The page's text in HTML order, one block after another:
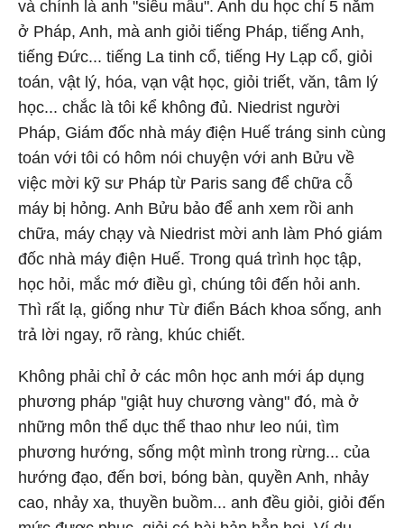
và chính là anh "siêu mẫu". Anh du học chỉ 5 năm
ở Pháp, Anh, mà anh giỏi tiếng Pháp, tiếng Anh,
tiếng Đức... tiếng La tinh cổ, tiếng Hy Lạp cổ, giỏi
toán, vật lý, hóa, vạn vật học, giỏi triết, văn, tâm lý
học... chắc là tôi kể không đủ. Niedrist người
Pháp, Giám đốc nhà máy điện Huế tráng sinh cùng
toán với tôi có hôm nói chuyện với anh Bửu về
việc mời kỹ sư Pháp từ Paris sang để chữa cỗ
máy bị hỏng. Anh Bửu bảo để anh xem rồi anh
chữa, máy chạy và Niedrist mời anh làm Phó giám
đốc nhà máy điện Huế. Trong quá trình học tập,
học hỏi, mắc mớ điều gì, chúng tôi đến hỏi anh.
Thì rất lạ, giống như Từ điển Bách khoa sống, anh
trả lời ngay, rõ ràng, khúc chiết.
Không phải chỉ ở các môn học anh mới áp dụng
phương pháp "giật huy chương vàng" đó, mà ở
những môn thể dục thể thao như leo núi, tìm
phương hướng, sống một mình trong rừng... của
hướng đạo, đến bơi, bóng bàn, quyền Anh, nhảy
cao, nhảy xa, thuyền buồm... anh đều giỏi, giỏi đến